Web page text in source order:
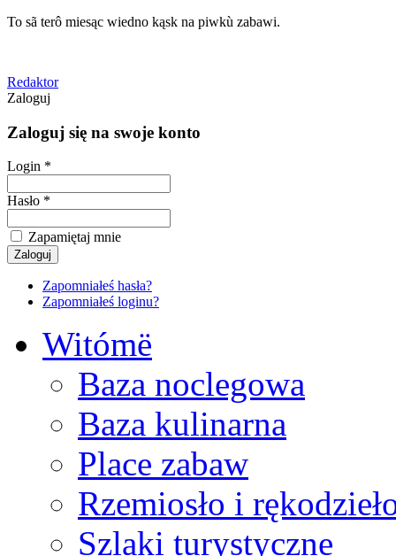
To sã terô miesąc wiedno kąsk na piwkù zabawi.
Redaktor
Zaloguj
Zaloguj się na swoje konto
Login *
Hasło *
Zapamiętaj mnie
Zapomniałeś hasła?
Zapomniałeś loginu?
Witómë
Baza noclegowa
Baza kulinarna
Place zabaw
Rzemiosło i
Szlaki turystyczne